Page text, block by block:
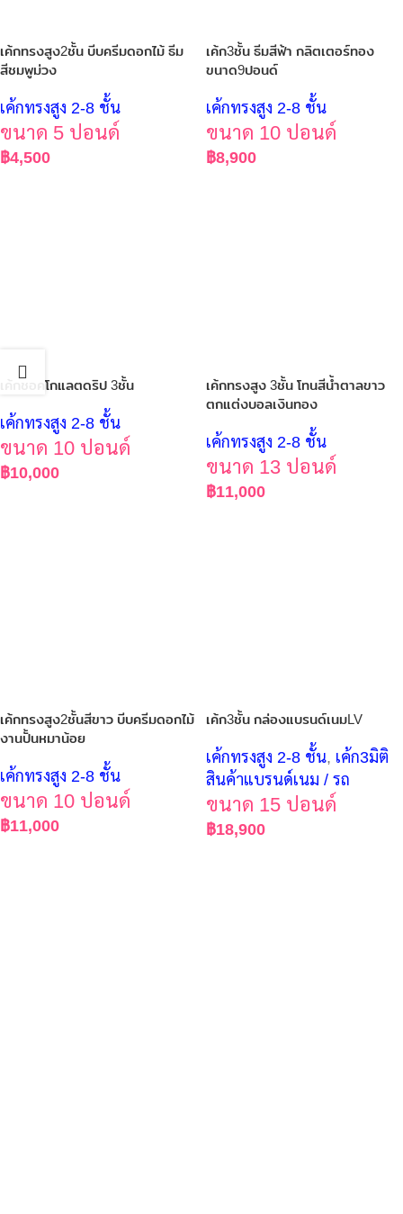
เค้กทรงสูง2ชั้น บีบครีมดอกไม้ ธีม
สีชมพูม่วง
เค้กทรงสูง 2-8 ชั้น
ขนาด 5 ปอนด์
฿4,500
เค้ก3ชั้น ธีมสีฟ้า กลิตเตอร์ทอง
ขนาด9ปอนด์
เค้กทรงสูง 2-8 ชั้น
ขนาด 10 ปอนด์
฿8,900
เค้กชอคโกแลตดริป 3ชั้น
เค้กทรงสูง 2-8 ชั้น
ขนาด 10 ปอนด์
฿10,000
เค้กทรงสูง 3ชั้น โทนสีน้ำตาลขาว
ตกแต่งบอลเงินทอง
เค้กทรงสูง 2-8 ชั้น
ขนาด 13 ปอนด์
฿11,000
เค้กทรงสูง2ชั้นสีขาว บีบครีมดอกไม้
งานปั้นหมาน้อย
เค้กทรงสูง 2-8 ชั้น
ขนาด 10 ปอนด์
฿11,000
เค้ก3ชั้น กล่องแบรนด์เนมLV
เค้กทรงสูง 2-8 ชั้น, เค้ก3มิติ
สินค้าแบรนด์เนม / รถ
ขนาด 15 ปอนด์
฿18,900